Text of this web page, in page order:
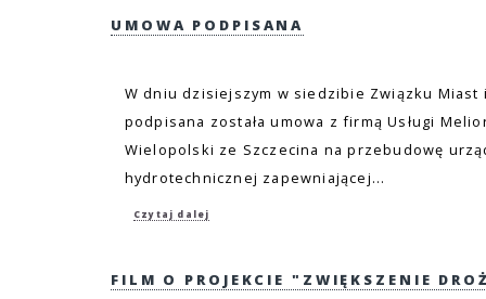
UMOWA PODPISANA
W dniu dzisiejszym w siedzibie Związku Miast
podpisana została umowa z firmą Usługi
Wielopolski ze Szczecina na przebudowę
hydrotechnicznej zapewniającej...
Czytaj dalej
FILM O PROJEKCIE "ZWIĘKSZENIE